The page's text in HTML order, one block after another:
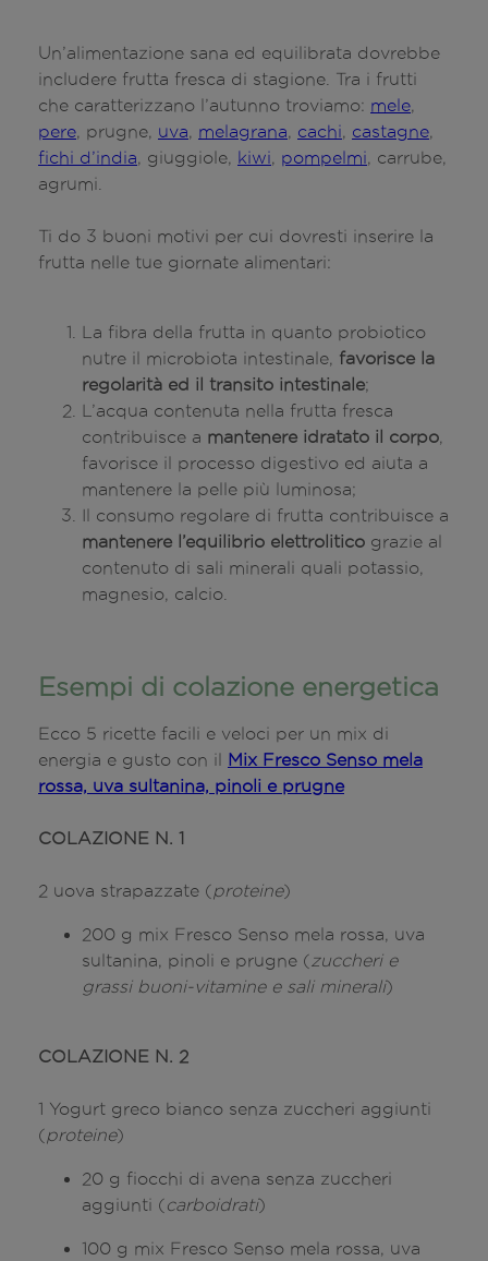
Un’alimentazione sana ed equilibrata dovrebbe
includere frutta fresca di stagione. Tra i frutti
che caratterizzano l’autunno troviamo: mele
pere , prugne, uva melagrana cachi castagne
fichi d’india , giuggiole, kiwi pompelmi , carrube,
agrumi.
Ti do 3 buoni motivi per cui dovresti inserire la
frutta nelle tue giornate alimentari:
La fibra della frutta in quanto probiotico
nutre il microbiota intestinale, favorisce la
regolarità ed il transito intestinale;
L’acqua contenuta nella frutta fresca
contribuisce a mantenere idratato il corpo
favorisce il processo digestivo ed aiuta a
mantenere la pelle più luminosa;
Il consumo regolare di frutta contribuisce a
mantenere l’equilibrio elettrolitico grazie al
contenuto di sali minerali quali potassio,
magnesio, calcio.
Esempi di colazione energetica
Ecco 5 ricette facili e veloci per un mix di
energia e gusto con il
Mix Fresco Senso mela
rossa, uva sultanina, pinoli e prugne
COLAZIONE N. 1
2 uova strapazzate (proteine)
200 g mix Fresco Senso mela rossa, uva
sultanina, pinoli e prugne (zuccheri e
grassi buoni-vitamine e sali minerali)
COLAZIONE N. 2
1 Yogurt greco bianco senza zuccheri aggiunti
(proteine)
20 g fiocchi di avena senza zuccheri
aggiunti (carboidrati)
100 g mix Fresco Senso mela rossa, uva